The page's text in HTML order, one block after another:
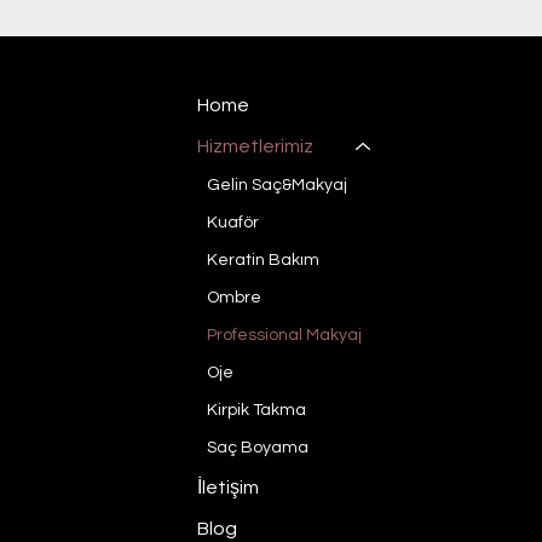
Home
Hizmetlerimiz
Gelin Saç&Makyaj
Kuaför
Keratin Bakım
Ombre
Professional Makyaj
Oje
Kirpik Takma
Saç Boyama
İletişim
Blog